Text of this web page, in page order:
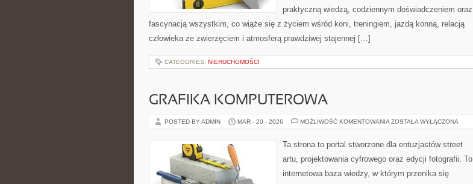
praktyczną wiedzą, codziennym doświadczeniem oraz
fascynacją wszystkim, co wiąże się z życiem wśród koni, treningiem, jazdą konną, relacją
człowieka ze zwierzęciem i atmosferą prawdziwej stajennej […]
CATEGORIES: NIERUCHOMOŚCI
GRAFIKA KOMPUTEROWA
POSTED BY ADMIN MAR - 20 - 2026 MOŻLIWOŚĆ KOMENTOWANIA GRAFIKA
ZOSTAŁA WYŁĄCZONA
Ta strona to portal stworzone dla entuzjastów street
artu, projektowania cyfrowego oraz edycji fotografii. To
internetowa baza wiedzy, w którym przenika się